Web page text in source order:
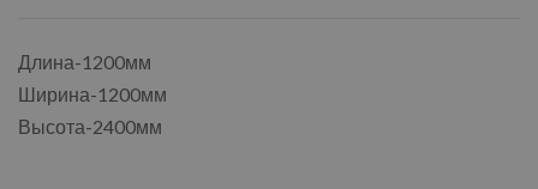
Длина-1200мм
Ширина-1200мм
Высота-2400мм